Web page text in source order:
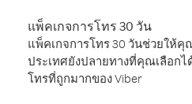
แพ็คเกจการโทร 30 วัน
แพ็คเกจการโทร 30 วันช่วยให้
ประเทศยังปลายทางที่คุณเลือกไ
โทรที่ถูกมากของ Viber